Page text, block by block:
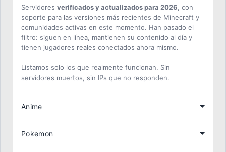
Servidores verificados y actualizados para 2026, con
soporte para las versiones más recientes de Minecraft y
comunidades activas en este momento. Han pasado el
filtro: siguen en línea, mantienen su contenido al día y
tienen jugadores reales conectados ahora mismo.
Listamos solo los que realmente funcionan. Sin
servidores muertos, sin IPs que no responden.
Anime
Pokemon